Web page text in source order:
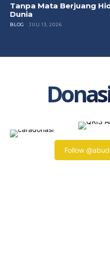
Tanpa Mata Berjuang
Dunia
BLOG JULI 13, 2026
Follow